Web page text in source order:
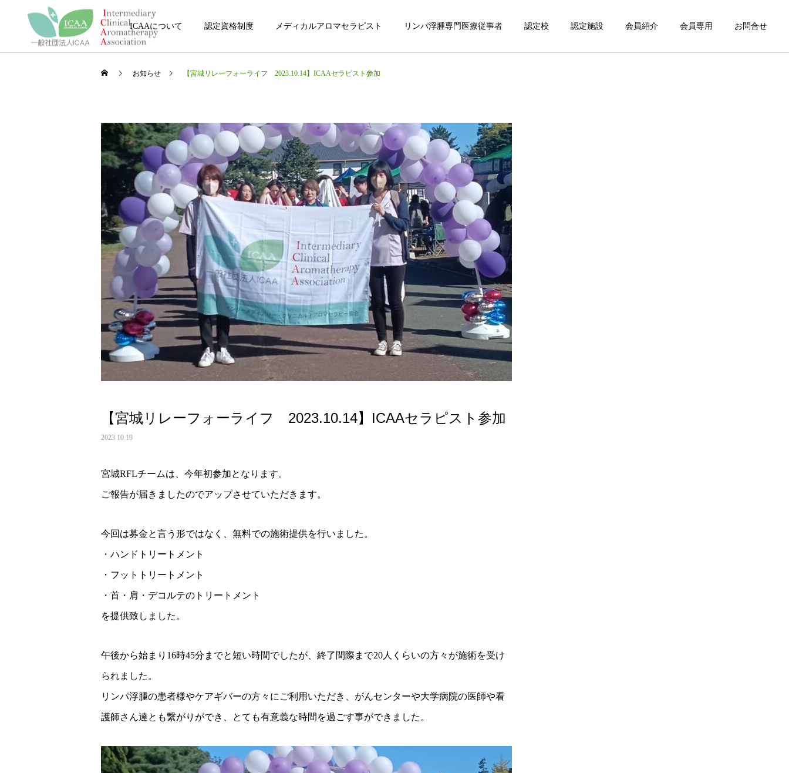
ICAAについて 認定資格制度 メディカルアロマセラピスト リンパ浮腫専門医療従事者 認定校 認定施設 会員紹介 会員専用 お問合せ
お知らせ 【宮城リレーフォーライフ 2023.10.14】ICAAセラピスト参加
【宮城リレーフォーライフ 2023.10.14】ICAAセラピスト参加
2023.10.19
宮城RFLチームは、今年初参加となります。
ご報告が届きましたのでアップさせていただきます。
今回は募金と言う形ではなく、無料での施術提供を行いました。
・ハンドトリートメント
・フットトリートメント
・首・肩・デコルテのトリートメント
を提供致しました。
午後から始まり16時45分までと短い時間でしたが、終了間際まで20人くらいの方々が施術を受け
られました。
リンパ浮腫の患者様やケアギバーの方々にご利用いただき、がんセンターや大学病院の医師や看
護師さん達とも繋がりができ、とても有意義な時間を過ごす事ができました。